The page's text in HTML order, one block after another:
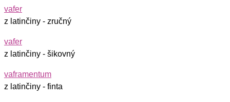
vafer
z latinčiny - zručný
vafer
z latinčiny - šikovný
vaframentum
z latinčiny - finta